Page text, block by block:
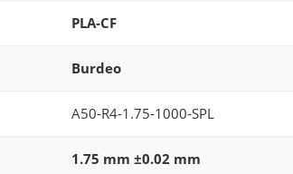
PLA-CF
Burdeo
A50-R4-1.75-1000-SPL
1.75 mm ±0.02 mm